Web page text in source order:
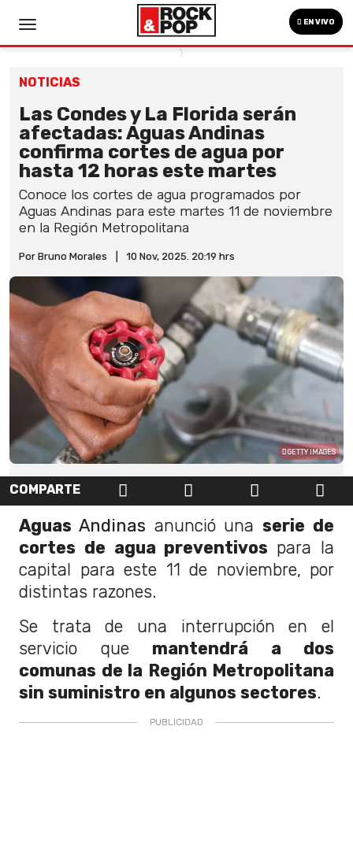
EN VIVO
NOTICIAS
Las Condes y La Florida serán
afectadas: Aguas Andinas
confirma cortes de agua por
hasta 12 horas este martes
Conoce los cortes de agua programados por
Aguas Andinas para este martes 11 de noviembre
en la Región Metropolitana
Por Bruno Morales 10 Nov, 2025. 20:19 hrs
GETTY IMAGES
COMPARTE
Aguas Andinas anunció unaserie de
cortes de agua preventivos para la
capital para este 11 de noviembre, por
distintas razones.
Se trata de una interrupción en el
servicio que mantendrá a dos
comunas de la Región Metropolitana
sin suministro en algunos sectores.